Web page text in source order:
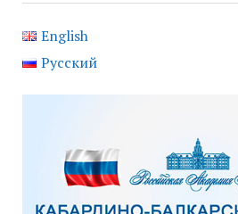
English
Русский